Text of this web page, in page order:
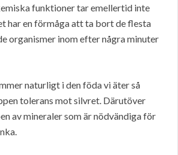
funktioner tar emellertid inte
har en förmåga att ta bort de flesta
organismer inom efter några minuter
naturligt i den föda vi äter så
tolerans mot silvret. Därutöver
av mineraler som är nödvändiga för